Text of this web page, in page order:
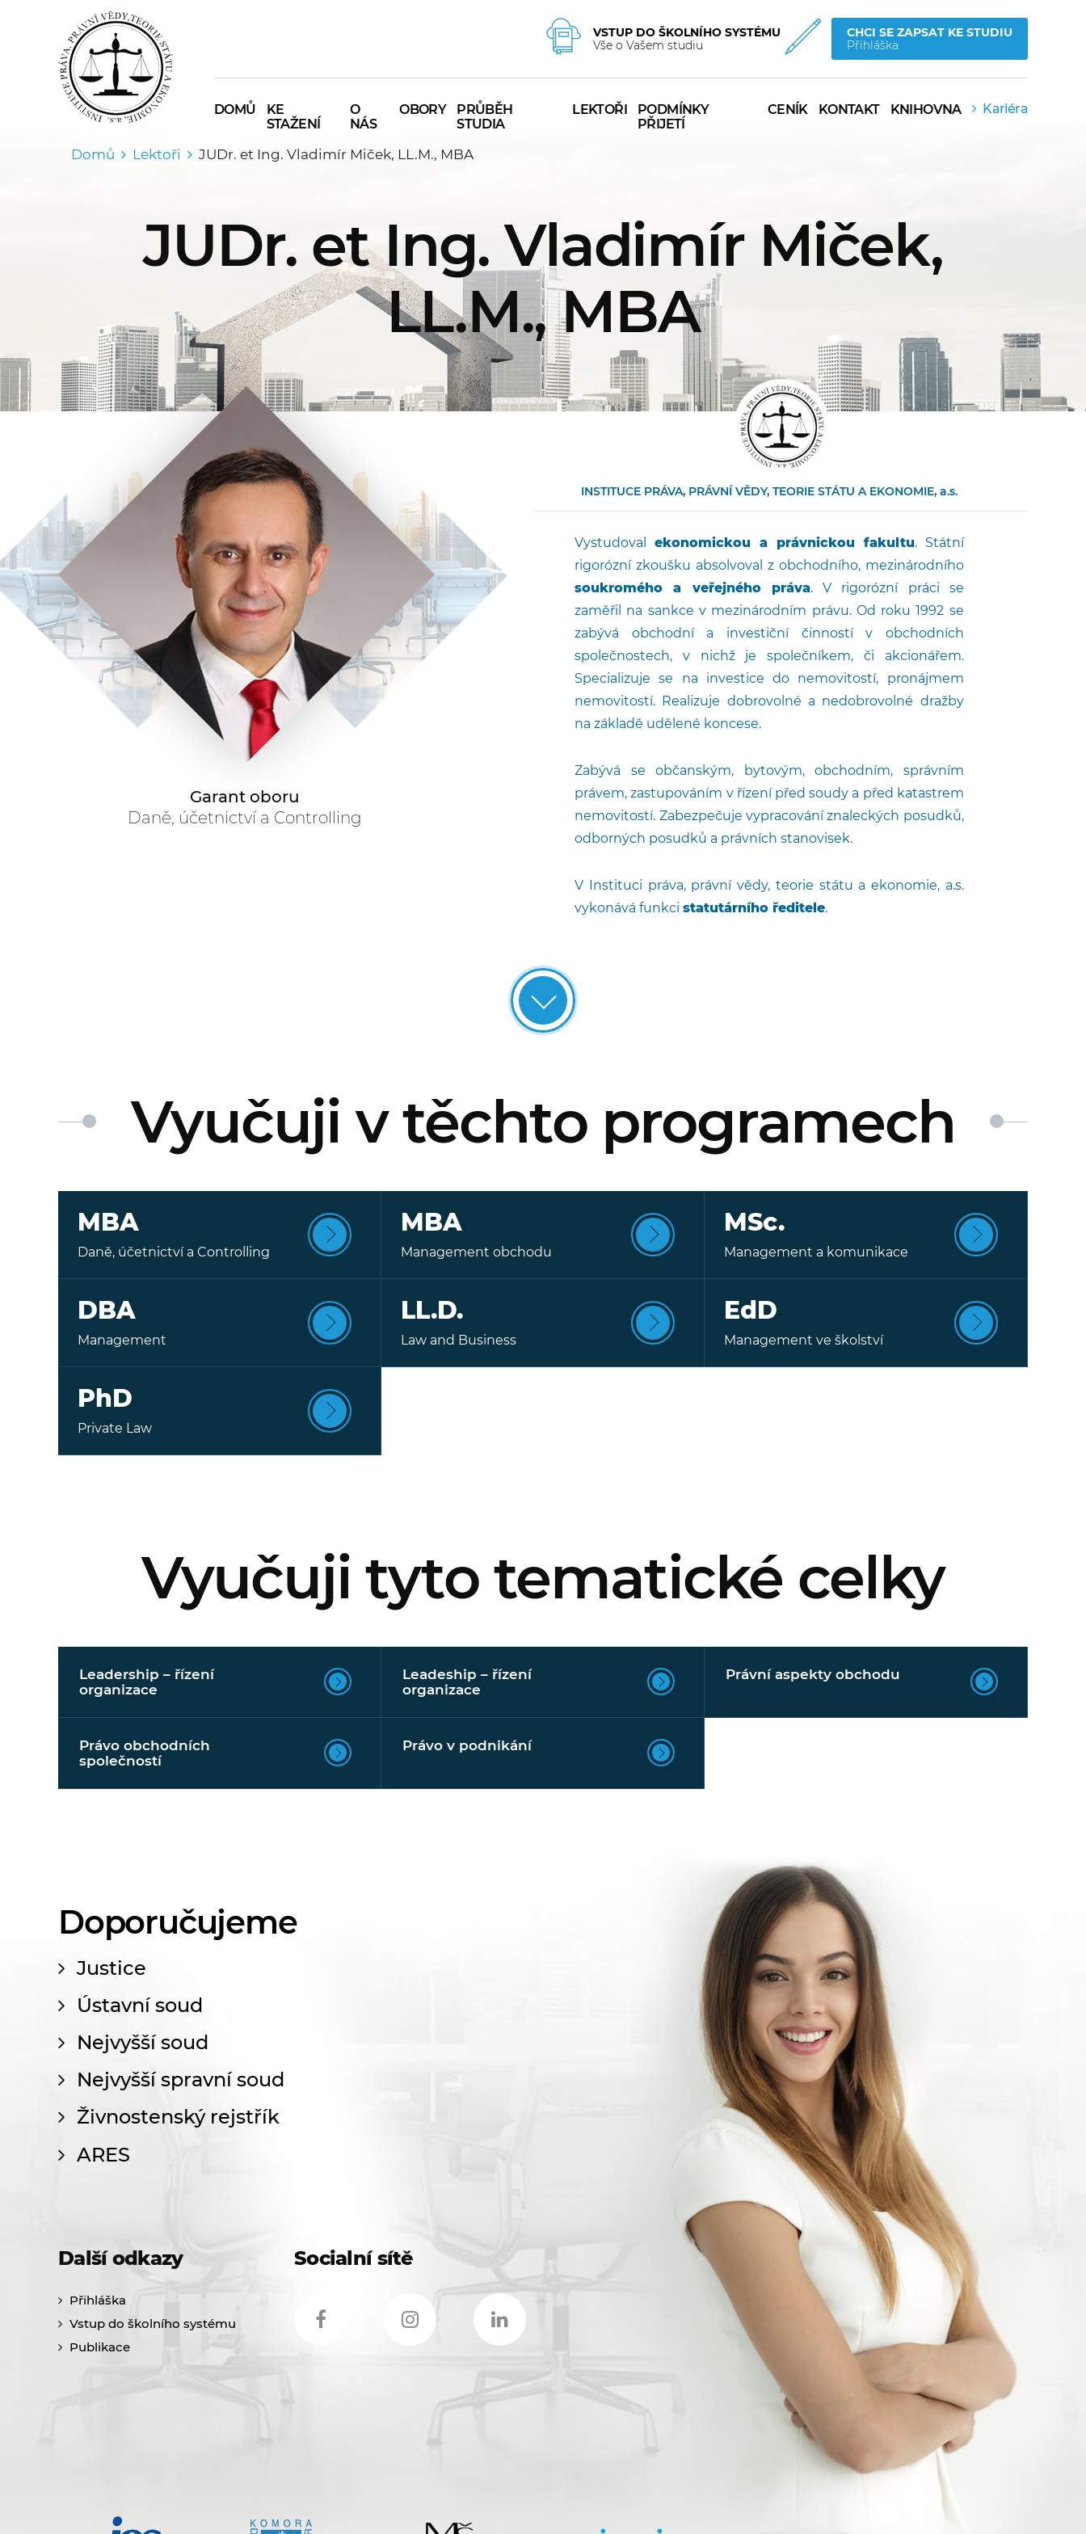
VSTUP DO ŠKOLNÍHO SYSTÉMU
Vše o Vašem studiu
CHCI SE ZAPSAT KE STUDIU
Přihláška
DOMŮ
KE
STAŽENÍ
O
NÁS
OBORY
PRŮBĚH
STUDIA
LEKTOŘI
PODMÍNKY
PŘIJETÍ
CENÍK KONTAKT KNIHOVNA Kariéra
Domů Lektoři JUDr. et Ing. Vladimír Miček, LL.M., MBA
JUDr. et Ing. Vladimír Miček,
LL.M., MBA
Garant oboru
Daně, účetnictví a Controlling
INSTITUCE PRÁVA, PRÁVNÍ VĚDY, TEORIE STÁTU A EKONOMIE, a.s.
Vystudovalekonomickou a právnickou fakultu. Státní
rigorózní zkoušku absolvoval z obchodního, mezinárodního
soukromého a veřejného práva. V rigorózní práci se
zaměřil na sankce v mezinárodním právu. Od roku 1992 se
zabývá obchodní a investiční činností v obchodních
společnostech, v nichž je společníkem, či akcionářem.
Specializuje se na investice do nemovitostí, pronájmem
nemovitostí. Realizuje dobrovolné a nedobrovolné dražby
na základě udělené koncese.
Zabývá se občanským, bytovým, obchodním, správním
právem, zastupováním v řízení před soudy a před katastrem
nemovitostí. Zabezpečuje vypracování znaleckých posudků,
odborných posudků a právních stanovisek.
V Instituci práva, právní vědy, teorie státu a ekonomie, a.s.
vykonává funkcistatutárního ředitele.
Vyučuji v těchto programech
MBA
Daně, účetnictví a Controlling
MBA
Management obchodu
MSc.
Management a komunikace
DBA
Management
LL.D.
Law and Business
EdD
Management ve školství
PhD
Private Law
Vyučuji tyto tematické celky
Leadership – řízení
organizace
Leadeship – řízení
organizace
Právní aspekty obchodu
Právo obchodních
společností
Právo v podnikání
Doporučujeme
Justice
Ústavní soud
Nejvyšší soud
Nejvyšší spravní soud
Živnostenský rejstřík
ARES
Další odkazy
Přihláška
Vstup do školního systému
Publikace
Socialní sítě